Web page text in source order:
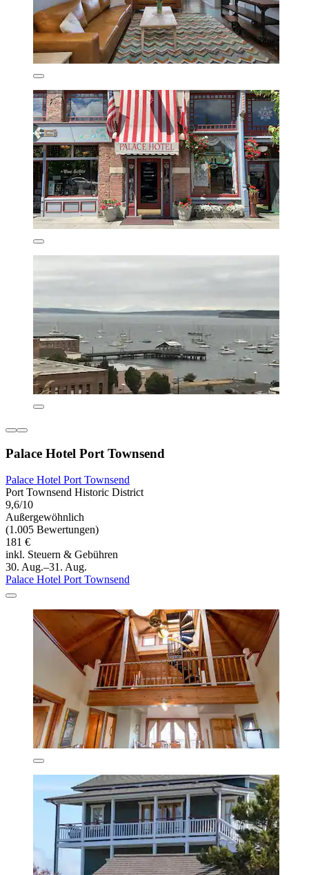
Palace Hotel Port Townsend
Palace Hotel Port Townsend
Port Townsend Historic District
9,6/10
Außergewöhnlich
(1.005 Bewertungen)
181 €
inkl. Steuern & Gebühren
30. Aug.–31. Aug.
Palace Hotel Port Townsend